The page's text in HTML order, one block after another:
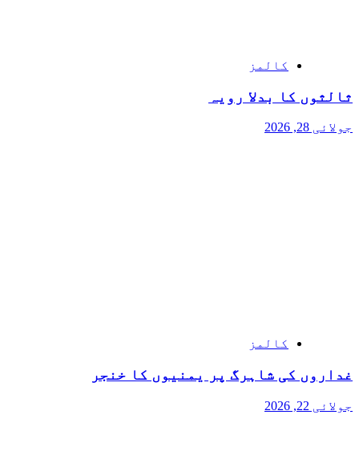
کالمز
ثالثوں کا بدلا رویہ
جولائی 28, 2026
کالمز
غداروں کی شاہرگ پر یمنیوں کا خنجر
جولائی 22, 2026